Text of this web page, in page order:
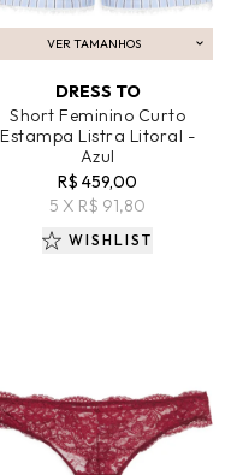
VER TAMANHOS
ADICIONAR AO CARRINHO
DRESS TO
Short Feminino Curto
Estampa Listra Litoral -
Azul
R$ 459,00
5 X R$ 91,80
WISHLIST